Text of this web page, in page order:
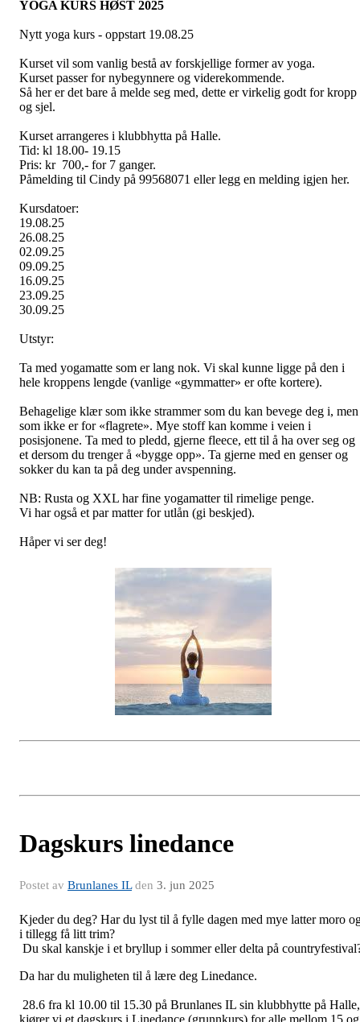
YOGA KURS HØST 2025
Nytt yoga kurs - oppstart 19.08.25
Kurset vil som vanlig bestå av forskjellige former av yoga.
Kurset passer for nybegynnere og viderekommende.
Så her er det bare å melde seg med, dette er virkelig godt for kropp
og sjel.
Kurset arrangeres i klubbhytta på Halle.
Tid: kl 18.00- 19.15
Pris: kr 700,- for 7 ganger.
Påmelding til Cindy på 99568071 eller legg en melding igjen her.
Kursdatoer:
19.08.25
26.08.25
02.09.25
09.09.25
16.09.25
23.09.25
30.09.25
Utstyr:
Ta med yogamatte som er lang nok. Vi skal kunne ligge på den i
hele kroppens lengde (vanlige «gymmatter» er ofte kortere).
Behagelige klær som ikke strammer som du kan bevege deg i, men
som ikke er for «flagrete». Mye stoff kan komme i veien i
posisjonene. Ta med to pledd, gjerne fleece, ett til å ha over seg og
et dersom du trenger å «bygge opp». Ta gjerne med en genser og
sokker du kan ta på deg under avspenning.
NB: Rusta og XXL har fine yogamatter til rimelige penge.
Vi har også et par matter for utlån (gi beskjed).
Håper vi ser deg!
Dagskurs linedance
Postet av Brunlanes ILden 3. jun 2025
Kjeder du deg? Har du lyst til å fylle dagen med mye latter moro
i tillegg få litt trim?
Du skal kanskje i et bryllup i sommer eller delta på
Da har du muligheten til å lære deg Linedance.
28.6 fra kl 10.00 til 15.30 på Brunlanes IL sin klubbhytte på Halle,
kjører vi et dagskurs i Linedance (grunnkurs) for alle mellom 15 og